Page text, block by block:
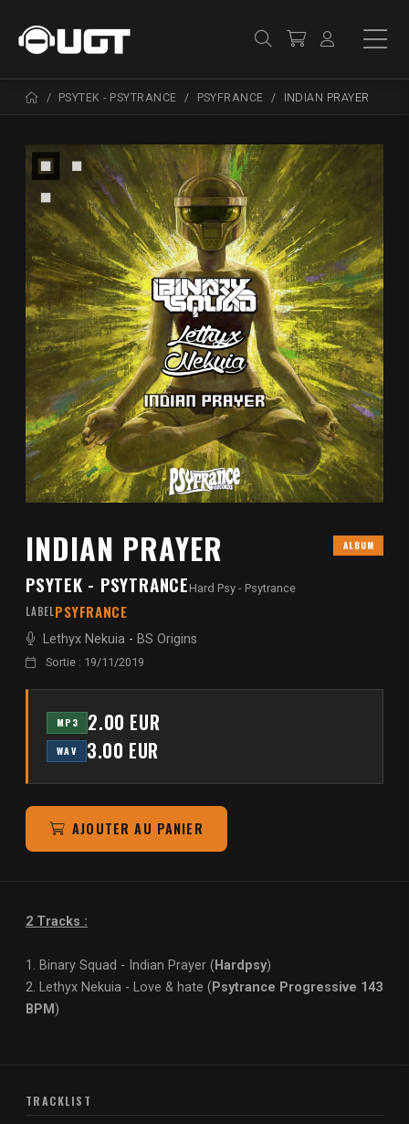
PSYTEK - PSYTRANCE PSYFRANCE INDIAN PRAYER
INDIAN PRAYER ALBUM
PSYTEK - PSYTRANCE Hard Psy - Psytrance
LABELPSYFRANCE
Lethyx Nekuia - BS Origins
Sortie : 19/11/2019
MP3 2.00 EUR
WAV 3.00 EUR
AJOUTER AU PANIER
2 Tracks :
1. Binary Squad - Indian Prayer ( Hardpsy)
2. Lethyx Nekuia - Love & hate ( Psytrance Progressive 143
BPM )
TRACKLIST